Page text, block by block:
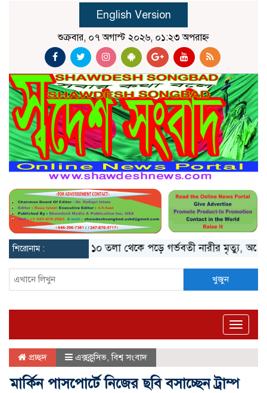
English Version
শুক্রবার, ০৭ অগাস্ট ২০২৬, ০১:২৩ অপরাহ্ন
শিরোনাম :
মিয়ানমার ১০ তলা থেকে পড়ে গর্ভবতী নারীর মৃত্যু,
খুজুন
Toggle
প্রচ্ছদ এক্সক্লুসিভ ,বিশ্ব সংবাদ
মার্কিন পাসপোর্টে নিজের ছবি বসাচ্ছেন ট্রাম্প